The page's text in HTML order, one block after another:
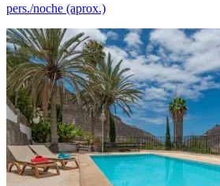
pers./noche (aprox.)